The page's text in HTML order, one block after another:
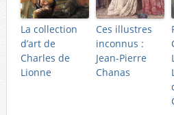
La collection
d’art de
Charles de
Lionne
Ces illustres
inconnus :
Jean-Pierre
Chanas